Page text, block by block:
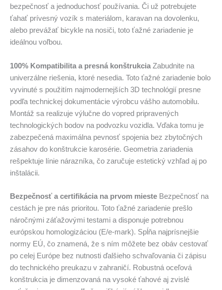
bezpečnosť a jednoduchosť používania. Či už potrebujete
ťahať prívesný vozík s materiálom, karavan na dovolenku,
alebo prevážať bicykle na nosiči, toto ťažné zariadenie je
ideálnou voľbou.
100% Kompatibilita a presná konštrukcia Zabudnite na
univerzálne riešenia, ktoré nesedia. Toto ťažné zariadenie bolo
vyvinuté s použitím najmodernejších 3D technológií presne
podľa technickej dokumentácie výrobcu vášho automobilu.
Montáž sa realizuje výlučne do vopred pripravených
technologických bodov na podvozku vozidla. Vďaka tomu je
zabezpečená maximálna pevnosť spojenia bez zbytočných
zásahov do konštrukcie karosérie. Geometria zariadenia
rešpektuje línie nárazníka, čo zaručuje estetický vzhľad aj po
inštalácii.
Bezpečnosť a certifikácia na prvom mieste Bezpečnosť na
cestách je pre nás prioritou. Toto ťažné zariadenie prešlo
náročnými záťažovými testami a disponuje potrebnou
európskou homologizáciou (E/e-mark). Spĺňa najprísnejšie
normy EÚ, čo znamená, že s ním môžete bez obáv cestovať
po celej Európe bez nutnosti ďalšieho schvaľovania či zápisu
do technického preukazu v zahraničí. Robustná oceľová
konštrukcia je dimenzovaná na vysoké ťahové aj zvislé